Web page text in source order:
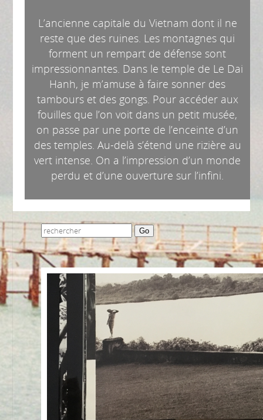
L’ancienne capitale du Vietnam dont il ne
reste que des ruines. Les montagnes qui
forment un rempart de défense sont
impressionnantes. Dans le temple de Le Dai
Hanh, je m’amuse à faire sonner des
tambours et des gongs. Pour accéder aux
fouilles que l’on voit dans un petit musée,
on passe par une porte de l’enceinte d’un
des temples. Au-delà s’étend une rizière au
vert intense. On a l’impression d’un monde
perdu et d’une ouverture sur l’infini.
Go